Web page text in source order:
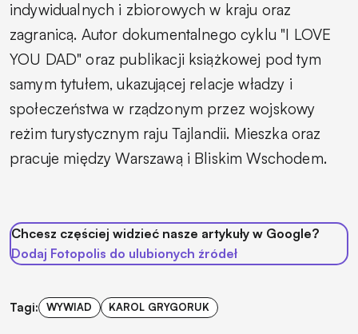
indywidualnych i zbiorowych w kraju oraz
zagranicą. Autor dokumentalnego cyklu "I LOVE
YOU DAD" oraz publikacji książkowej pod tym
samym tytułem, ukazującej relacje władzy i
społeczeństwa w rządzonym przez wojskowy
reżim turystycznym raju Tajlandii. Mieszka oraz
pracuje między Warszawą i Bliskim Wschodem.
Chcesz częściej widzieć nasze artykuły w Google?
Dodaj Fotopolis do ulubionych źródeł
Tagi: WYWIAD KAROL GRYGORUK